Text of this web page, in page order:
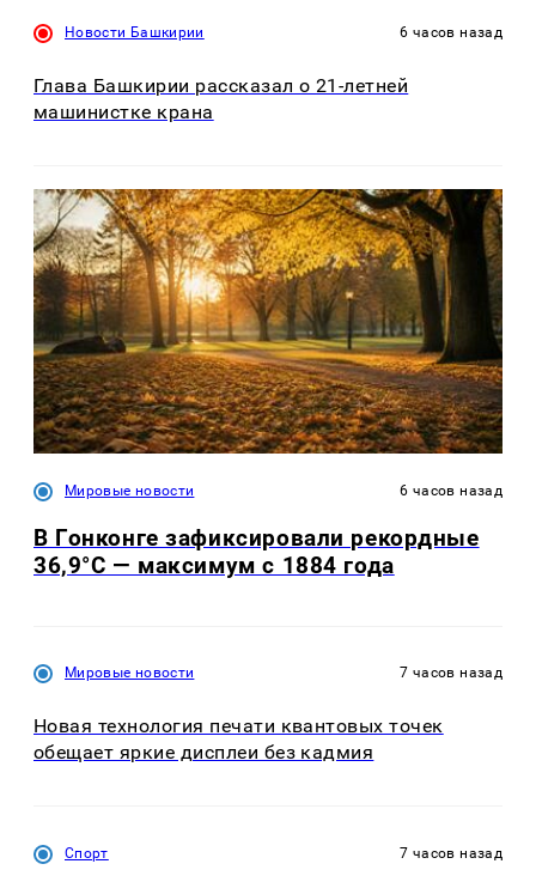
Новости Башкирии 6 часов назад
Глава Башкирии рассказал о 21-летней
машинистке крана
Мировые новости 6 часов назад
В Гонконге зафиксировали рекордные
36,9°C — максимум с 1884 года
Мировые новости 7 часов назад
Новая технология печати квантовых точек
обещает яркие дисплеи без кадмия
Спорт 7 часов назад